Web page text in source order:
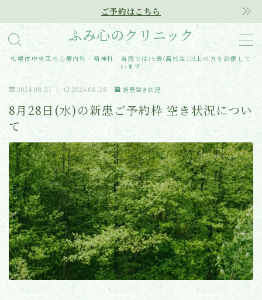
ご予約はこちら
ふみ心のクリニック
札幌市中央区の心療内科・精神科 当院では15歳(高校生)以上の方を診療して
います
MENU
Home
クリニック紹介
診療内容
アクセス
医師紹介
はじめての方へ
ご予約はこちらから
よくあるご質問
2024.08.21 2024.08.28 新患空き状況
8月28日(水)の新患ご予約枠 空き状況につい
て